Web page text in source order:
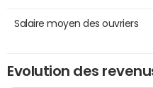
Salaire moyen des ouvriers
Evolution des